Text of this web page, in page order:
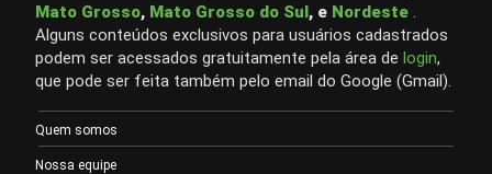
Mato Grosso, Mato Grosso do Sul, e Nordeste
Alguns conteúdos exclusivos para usuários cadastrados
podem ser acessados gratuitamente pela área de login,
que pode ser feita também pelo email do Google (Gmail).
Quem somos
Nossa equipe